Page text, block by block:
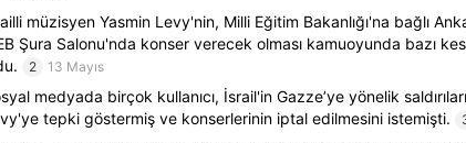
müzisyen Yasmin Levy'nin, Milli Eğitim Bakanlığı'na bağlı
Şura Salonu'nda konser verecek olması kamuoyunda bazı
2 13 Mayıs
medyada birçok kullanıcı, İsrail'in Gazze’ye yönelik
tepki göstermiş ve konserlerinin iptal edilmesini istemişti.